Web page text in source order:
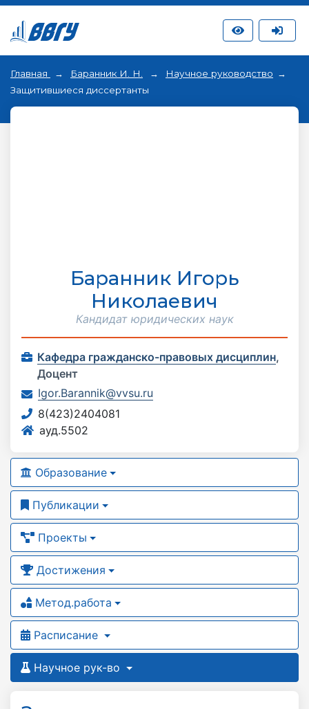
Главная Баранник И. Н.
Научное руководство
Защитившиеся диссертанты
Баранник Игорь
Николаевич
Кандидат юридических наук
Кафедра гражданско-правовых дисциплин,
Доцент
Igor.Barannik@vvsu.ru
8(423)2404081
ауд.5502
Образование
Публикации
Проекты
Достижения
Метод.работа
Расписание
Научное рук-во